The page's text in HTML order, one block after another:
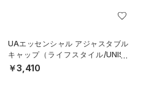
UAエッセンシャル アジャスタブル
キャップ（ライフスタイル/UNISE
X）
￥3,410